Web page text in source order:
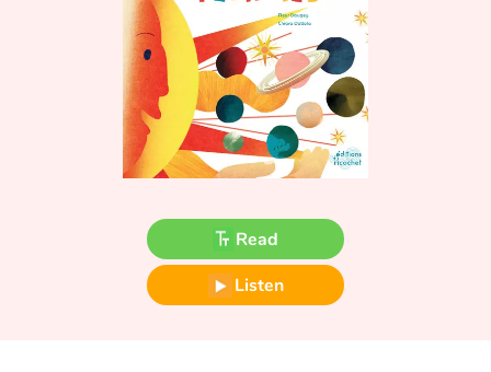
Tales and classics in french
Princesses and princes, kings, queens and dragons
Ogres, monsters and witches
Read
Listen